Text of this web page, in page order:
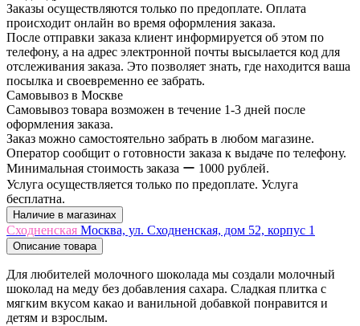
Заказы осуществляются только по предоплате. Оплата
происходит онлайн во время оформления заказа.
После отправки заказа клиент информируется об этом по
телефону, а на адрес электронной почты высылается код для
отслеживания заказа. Это позволяет знать, где находится ваша
посылка и своевременно ее забрать.
Самовывоз в Москве
Самовывоз товара возможен в течение 1-3 дней после
оформления заказа.
Заказ можно самостоятельно забрать в любом магазине.
Оператор сообщит о готовности заказа к выдаче по телефону.
Минимальная стоимость заказа ー 1000 рублей.
Услуга осуществляется только по предоплате. Услуга
бесплатна.
Наличие в магазинах
Сходненская Москва, ул. Сходненская, дом 52, корпус 1
Описание товара
Для любителей молочного шоколада мы создали молочный
шоколад на меду без добавления сахара. Сладкая плитка с
мягким вкусом какао и ванильной добавкой понравится и
детям и взрослым.